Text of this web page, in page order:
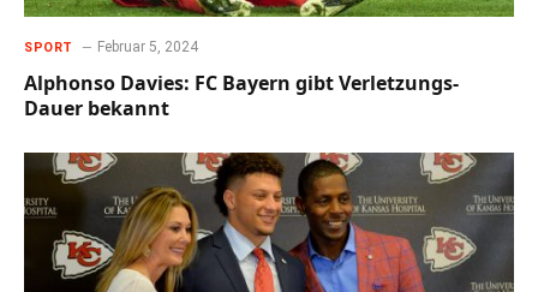
SPORT Februar 5, 2024
Alphonso Davies: FC Bayern gibt Verletzungs-
Dauer bekannt